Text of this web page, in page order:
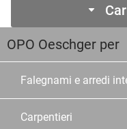
OPO Oeschger per
Falegnami e arredi
Carpentieri